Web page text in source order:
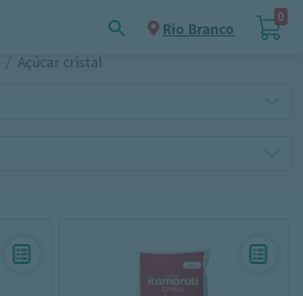
Rio Branco
0
/ Açúcar cristal